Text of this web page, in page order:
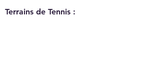
Terrains de Tennis :